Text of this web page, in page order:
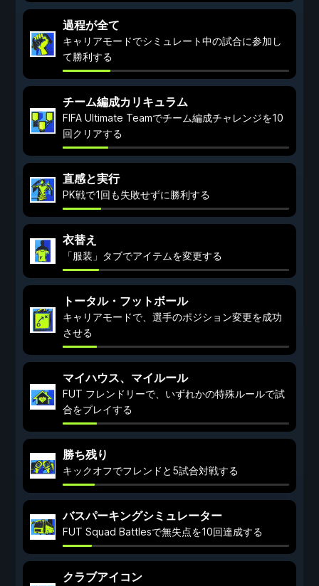
過程が全て
キャリアモードでシミュレート中の試合に参加し
て勝利する
チーム編成カリキュラム
FIFA Ultimate Teamでチーム編成チャレンジを10
回クリアする
直感と実行
PK戦で1回も失敗せずに勝利する
衣替え
「服装」タブでアイテムを変更する
トータル・フットボール
キャリアモードで、選手のポジション変更を成功
させる
マイハウス、マイルール
FUT フレンドリーで、いずれかの特殊ルールで試
合をプレイする
勝ち残り
キックオフでフレンドと5試合対戦する
バスパーキングシミュレーター
FUT Squad Battlesで無失点を10回達成する
クラブアイコン